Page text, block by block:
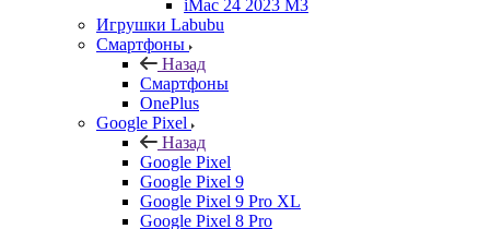
iMac 24 2023 M3
Игрушки Labubu
Смартфоны
Назад
Смартфоны
OnePlus
Google Pixel
Назад
Google Pixel
Google Pixel 9
Google Pixel 9 Pro XL
Google Pixel 8 Pro